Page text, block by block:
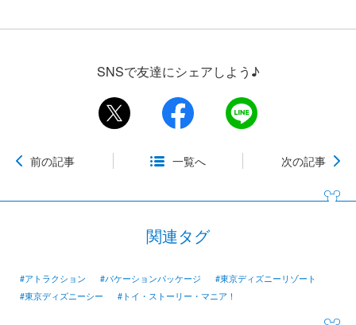
SNSで友達にシェアしよう♪
前の記事 一覧へ 次の記事
関連タグ
#アトラクション #バケーションパッケージ
#東京ディズニーリゾート
#東京ディズニーシー
#トイ・ストーリー・マニア！